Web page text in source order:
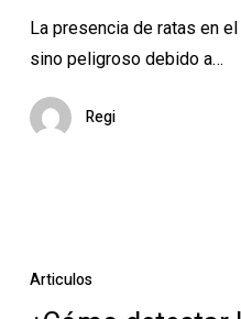
y
sus
riesgos
La presencia de ratas en
sino peligroso debido a…
Regi
detectar
Articulos